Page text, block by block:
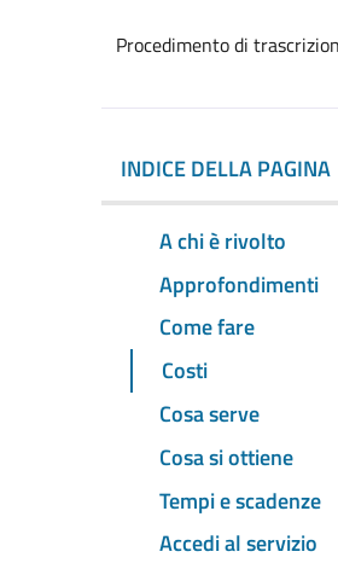
Procedimento di
INDICE DELLA PAGINA
A chi è rivolto
Approfondimenti
Come fare
Costi
Cosa serve
Cosa si ottiene
Tempi e scadenze
Accedi al servizio